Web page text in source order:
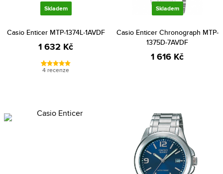
Skladem
Casio Enticer MTP-1374L-1AVDF
1 632 Kč
4 recenze
Skladem
Casio Enticer Chronograph MTP-
1375D-7AVDF
1 616 Kč